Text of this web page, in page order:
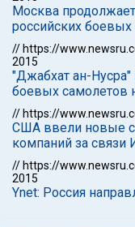
Москва
российских
// https://
2015
"Джабхат ан-Нусра"
боевых самолетов
// https://
США ввели новые
компаний за
// https://
2015
Ynet: Россия